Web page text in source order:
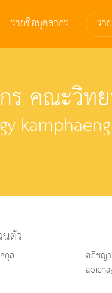
รายชื่อบุคลากร รา
คณะวิท
ตัว
กุล
อภิชญ